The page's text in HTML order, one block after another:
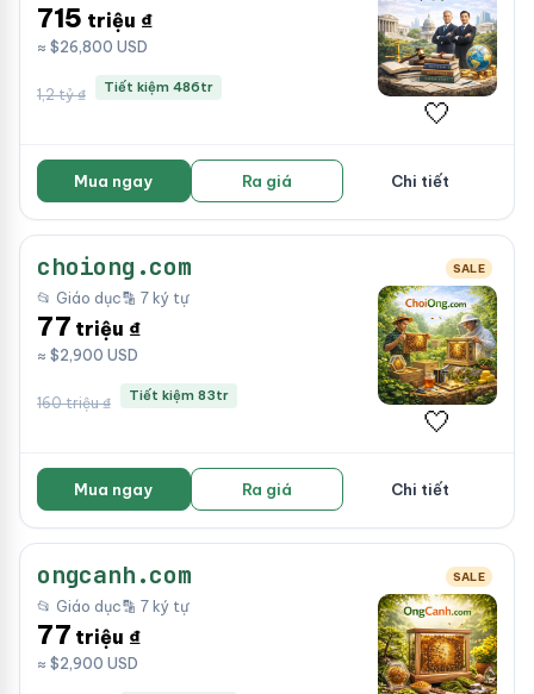
715 triệu ₫
≈ $26,800 USD
1,2 tỷ ₫ Tiết kiệm 486tr
🤍
Mua ngay Ra giá Chi tiết
choiong.com SALE
📂 Giáo dục🔡 7 ký tự
77 triệu ₫
≈ $2,900 USD
160 triệu ₫ Tiết kiệm 83tr
🤍
Mua ngay Ra giá Chi tiết
ongcanh.com SALE
📂 Giáo dục🔡 7 ký tự
77 triệu ₫
≈ $2,900 USD